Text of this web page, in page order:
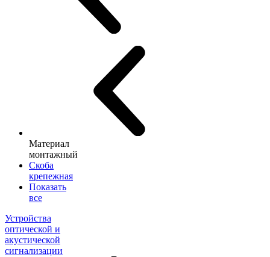
Материал
монтажный
Скоба
крепежная
Показать
все
Устройства
оптической и
акустической
сигнализации